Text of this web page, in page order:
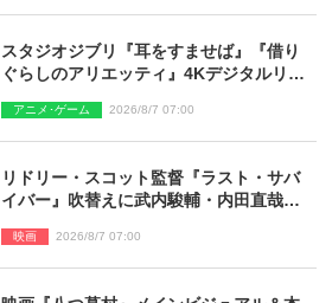
スタジオジブリ『耳をすませば』『借り
ぐらしのアリエッティ』4Kデジタルリマ
アニメ･ゲーム 2026/8/7 07:00
リドリー・スコット監督『ラスト・サバ
イバー』吹替えに武内駿輔・内田直哉・
結！
映画 2026/8/7 07:00